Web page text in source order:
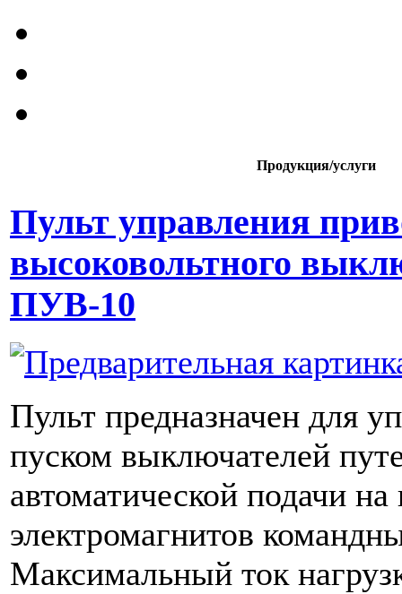
Продукция/услуги
Пульт управления
высоковольтного
ПУВ-10
Пульт предназначен для
пуском выключателей
автоматической подачи
электромагнитов
Максимальный ток